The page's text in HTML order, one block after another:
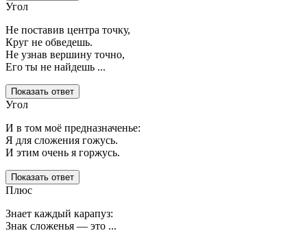
Угол
Не поставив центра точку,
Круг не обведешь.
Не узнав вершину точно,
Его ты не найдешь ...
Показать ответ
Угол
И в том моё предназначенье:
Я для сложения гожусь.
И этим очень я горжусь.
Показать ответ
Плюс
Знает каждый карапуз:
Знак сложенья — это ...